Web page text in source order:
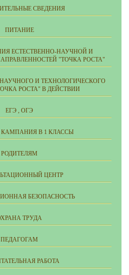
СВЕДЕНИЯ
ПИТАНИЕ
ЕСТЕСТВЕННО-НАУЧНОЙ И
"ТОЧКА РОСТА"
И ТЕХНОЛОГИЧЕСКОГО
РОСТА" В ДЕЙСТВИИ
ЕГЭ , ОГЭ
В 1 КЛАССЫ
РОДИТЕЛЯМ
ЦЕНТР
БЕЗОПАСНОСТЬ
ТРУДА
ПЕДАГОГАМ
РАБОТА